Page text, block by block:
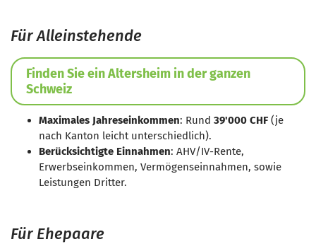
Für Alleinstehende
Finden Sie ein Altersheim in der ganzen
Schweiz
Maximales Jahreseinkommen: Rund 39'000 CHF (je
nach Kanton leicht unterschiedlich).
Berücksichtigte Einnahmen: AHV/IV-Rente,
Erwerbseinkommen, Vermögenseinnahmen, sowie
Leistungen Dritter.
Für Ehepaare